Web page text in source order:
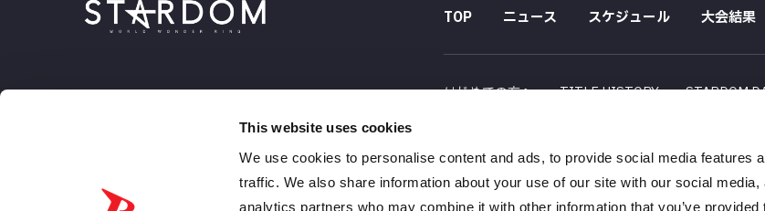
This website uses cookies
We use cookies to personalise content and ads, to provide social media features
traffic. We also share information about your use of our site with our social media,
analytics partners who may combine it with other information that you’ve provided
TOP ニュース スケジュール 大会結果
はじめての方へ TITLE HISTORY STARDOM
採用情報